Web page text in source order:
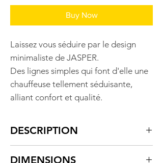
Buy Now
Laissez vous séduire par le design
minimaliste de JASPER.
Des lignes simples qui font d'elle une
chauffeuse tellement séduisante,
alliant confort et qualité.
DESCRIPTION
DIMENSIONS